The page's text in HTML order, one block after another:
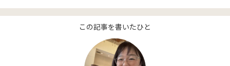
この記事を書いたひと